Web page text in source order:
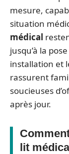
mesure,
situation
médical
jusqu’à la
installation et
rassurent
soucieuses
après jour.
lit